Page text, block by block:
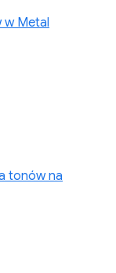
w Metal
tonów na